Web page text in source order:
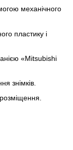
механічного
пластику і
«Mitsubishi
знімків.